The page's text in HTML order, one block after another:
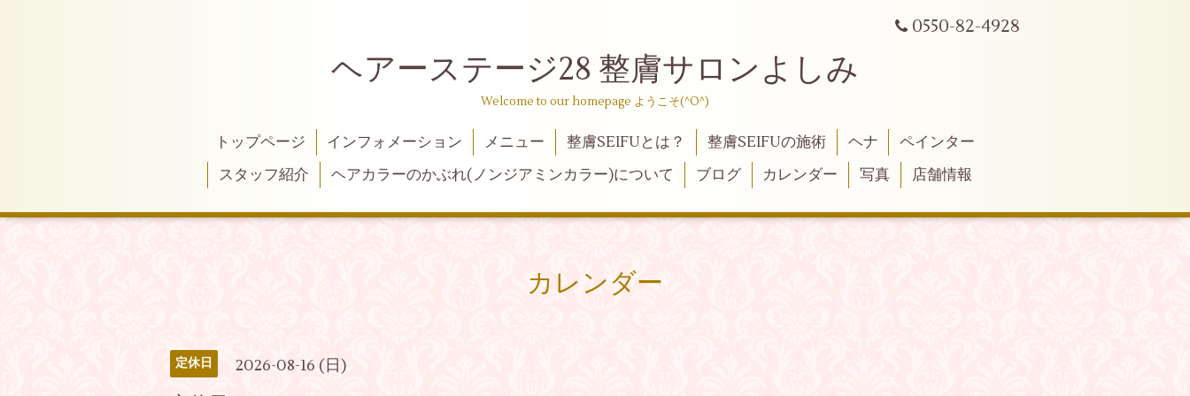
0550-82-4928
ヘアーステージ28 整膚サロンよしみ
Welcome to our homepage ようこそ(^O^)
トップページ インフォメーション メニュー 整膚SEIFUとは？ 整膚SEIFUの施術 ヘナ
ペインター
スタッフ紹介
ヘアカラーのかぶれ(ノンジアミンカラー)について ブログ カレンダー 写真 店舗情報
カレンダー
定休日 2026-08-16 (日)